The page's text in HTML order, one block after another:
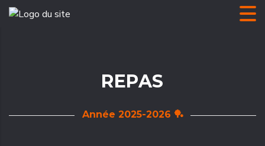
REPAS
Année 2025-2026 🏓